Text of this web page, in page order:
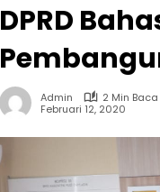
DPRD
Admin
2 Min Baca
Februari 12, 2020